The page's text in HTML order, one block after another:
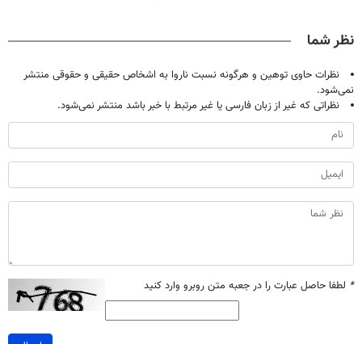
نظر شما
نظرات حاوی توهین و هرگونه نسبت ناروا به اشخاص حقیقی و حقوقی منتشر
نمی‌شود.
نظراتی که غیر از زبان فارسی یا غیر مرتبط با خبر باشد منتشر نمی‌شود.
* لطفا حاصل عبارت را در جعبه متن روبرو وارد کنید